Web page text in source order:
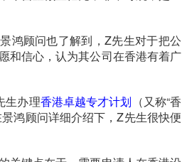
鸿顾问也了解到，Z先生对于把公
和信心，认为其公司在香港有着广
生办理香港卓越专才计划 （又称“香
鸿顾问详细介绍下，Z先生很快便